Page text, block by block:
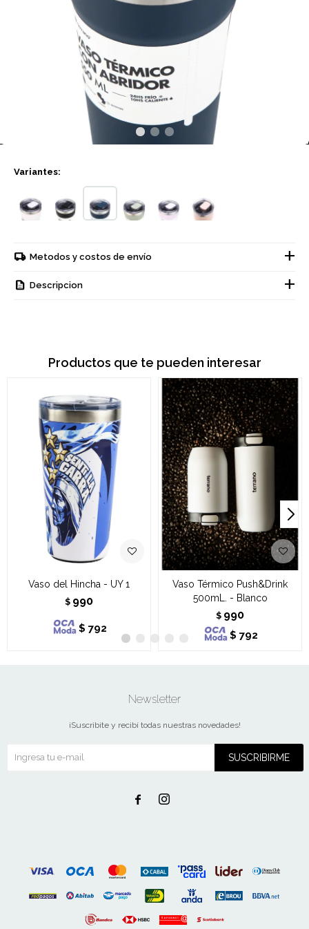
Variantes:
Metodos y costos de envío
Descripcion
Productos que te pueden interesar
Vaso del Hincha - UY 1
$ 990
$ 792
Vaso Térmico Push&Drink
500mL. - Blanco
$ 990
$ 792
Newsletter
¡Suscribite y recibí todas nuestras novedades!
SUSCRIBIRME
 